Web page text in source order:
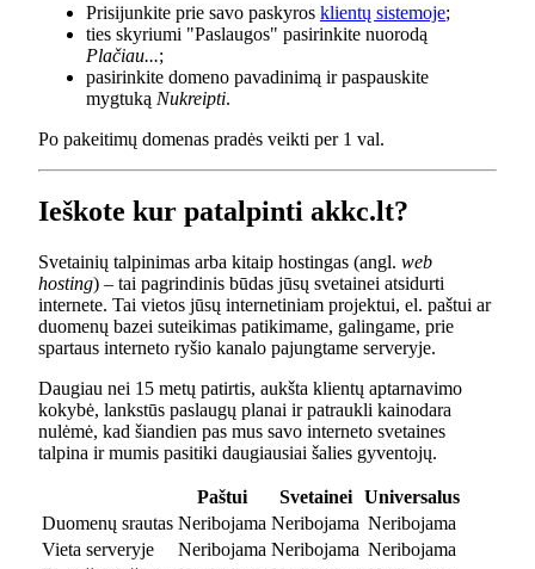
Prisijunkite prie savo paskyros klientų sistemoje;
ties skyriumi "Paslaugos" pasirinkite nuorodą
Plačiau...;
pasirinkite domeno pavadinimą ir paspauskite
mygtuką Nukreipti.
Po pakeitimų domenas pradės veikti per 1 val.
Ieškote kur patalpinti akkc.lt?
Svetainių talpinimas arba kitaip hostingas (angl. web
hosting) – tai pagrindinis būdas jūsų svetainei atsidurti
internete. Tai vietos jūsų internetiniam projektui, el. paštui ar
duomenų bazei suteikimas patikimame, galingame, prie
spartaus interneto ryšio kanalo pajungtame serveryje.
Daugiau nei 15 metų patirtis, aukšta klientų aptarnavimo
kokybė, lankstūs paslaugų planai ir patraukli kainodara
nulėmė, kad šiandien pas mus savo interneto svetaines
talpina ir mumis pasitiki daugiausiai šalies gyventojų.
Paštui Svetainei
Universalus
Duomenų srautas Neribojama Neribojama Neribojama
Vieta serveryje
Neribojama Neribojama Neribojama